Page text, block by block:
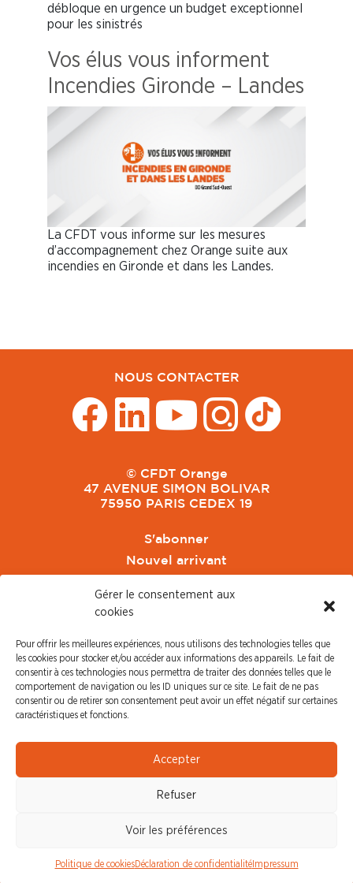
Gérer le consentement aux
cookies
Pour offrir les meilleures expériences, nous utilisons des technologies telles que
les cookies pour stocker et/ou accéder aux informations des appareils. Le fait de
consentir à ces technologies nous permettra de traiter des données telles que le
comportement de navigation ou les ID uniques sur ce site. Le fait de ne pas
consentir ou de retirer son consentement peut avoir un effet négatif sur certaines
caractéristiques et fonctions.
Accepter
Refuser
Voir les préférences
Politique de cookiesDéclaration de confidentialitéImpressum
débloque en urgence un budget exceptionnel
pour les sinistrés
Vos élus vous informent
Incendies Gironde – Landes
La CFDT vous informe sur les mesures
d’accompagnement chez Orange suite aux
incendies en Gironde et dans les Landes.
NOUS CONTACTER
© CFDT Orange
47 AVENUE SIMON BOLIVAR
75950 PARIS CEDEX 19
S'abonner
Nouvel arrivant
CFDT Cadres
CFDT Retraités
L'UFFA
CFDT F3C
PRESSE
Communiqué de Presse
Revue de Presse
© CFDT Orange | Mentions Légales |
Protection des